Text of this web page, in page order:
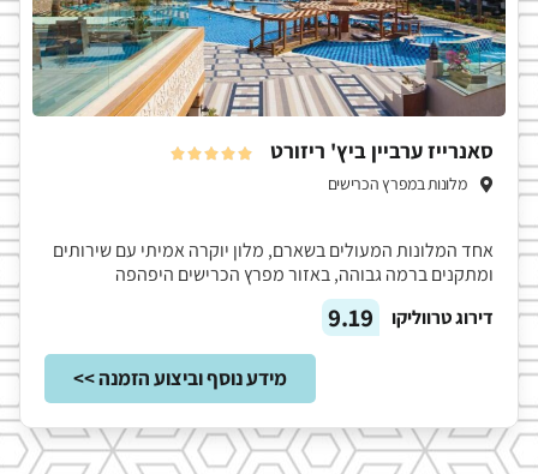
סאנרייז ערביין ביץ' ריזורט 




מלונות במפרץ הכרישים
אחד המלונות המעולים בשארם, מלון יוקרה אמיתי עם שירותים
ומתקנים ברמה גבוהה, באזור מפרץ הכרישים היפהפה
דירוג טרווליקו
9.19
מידע נוסף וביצוע הזמנה >>